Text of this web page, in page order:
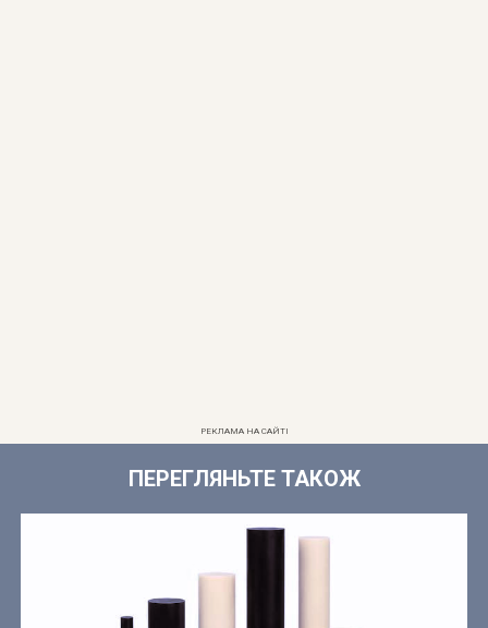
РЕКЛАМА НА САЙТІ
ПЕРЕГЛЯНЬТЕ ТАКОЖ